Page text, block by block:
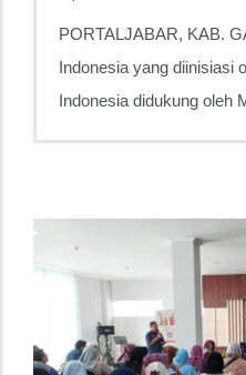
PORTALJABAR, KAB.
Indonesia yang diinisiasi
Indonesia didukung oleh